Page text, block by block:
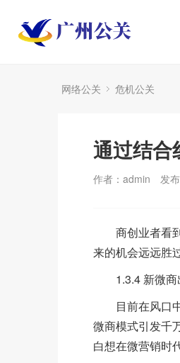
网络公关 危机公关
通过结合
作者：admin 发
商创业者看到
来的机会远远胜
1.3.4 新微商
目前在风口中
微商模式引发千
白想在微营销时